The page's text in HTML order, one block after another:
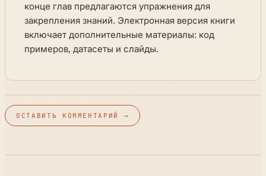
конце глав предлагаются упражнения для
закрепления знаний. Электронная версия книги
включает дополнительные материалы: код
примеров, датасеты и слайды.
ОСТАВИТЬ КОММЕНТАРИЙ →